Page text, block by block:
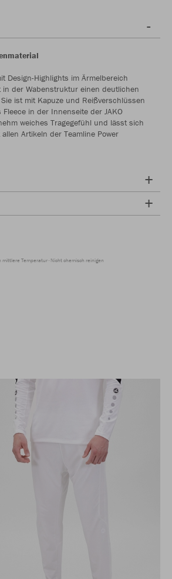
Design-Highlights im Ärmelbereich
der Wabenstruktur einen deutlichen
ist mit Kapuze und Reißverschlüssen
in der Innenseite der JAKO
weiches Tragegefühl und lässt sich
Artikeln der Teamline Power
mittlere Temperatur Nicht chemisch reinigen